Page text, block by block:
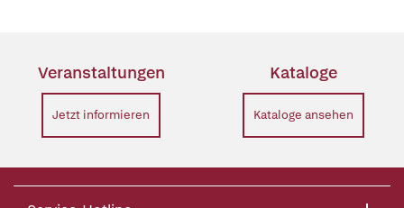
Veranstaltungen
Jetzt informieren
Kataloge
Kataloge ansehen